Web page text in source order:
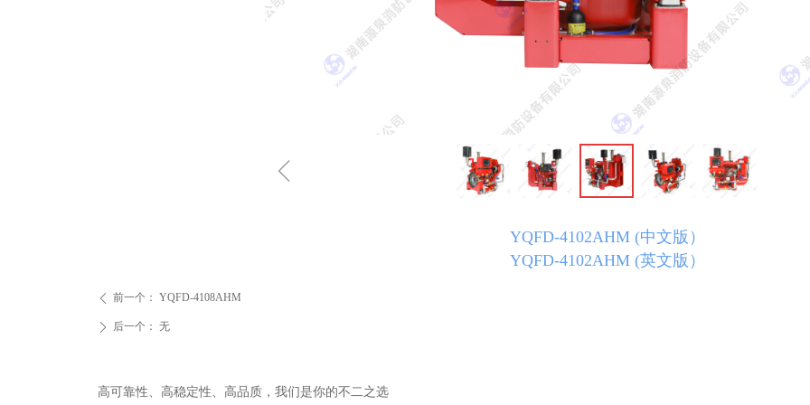
ꁆ
ꄴ 前一个： YQFD-4108AHM
ꄲ 后一个： 无
YQFD-4102AHM (中文版）
YQFD-4102AHM (英文版）
高可靠性、高稳定性、高品质，我们是你的不二之选